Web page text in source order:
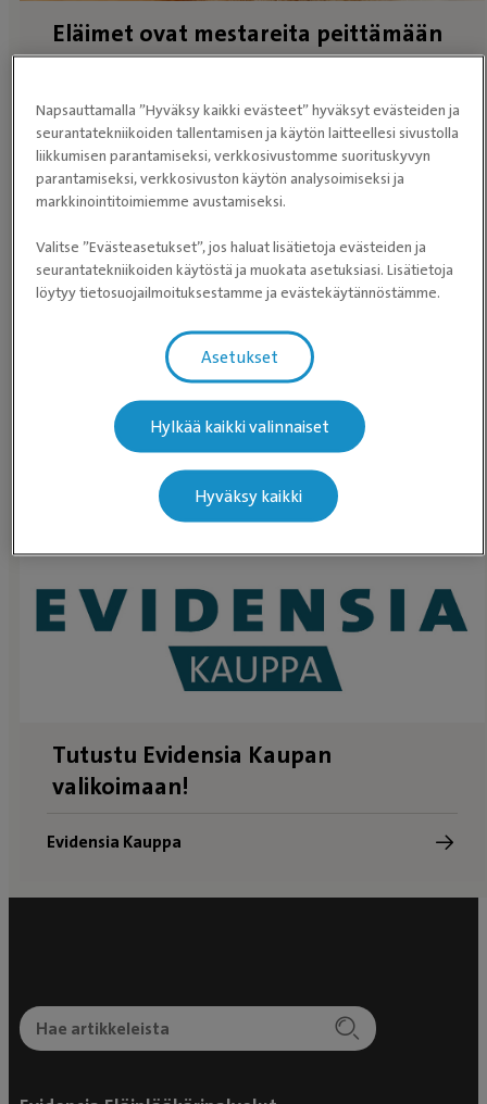
Eläimet ovat mestareita peittämään
kipua. Testaa, onko kissallasi kipuja.
Kipukysely
Eläimet ovat mestareita peittämään
kipua. Testaa, onko koirallasi kipuja.
Tutustu Evidensia Kaupan
valikoimaan!
Evidensia Kauppa
Napsauttamalla ”Hyväksy kaikki evästeet” hyväksyt evästeiden ja
seurantatekniikoiden tallentamisen ja käytön laitteellesi sivustolla
liikkumisen parantamiseksi, verkkosivustomme suorituskyvyn
parantamiseksi, verkkosivuston käytön analysoimiseksi ja
markkinointitoimiemme avustamiseksi.
Valitse ”Evästeasetukset”, jos haluat lisätietoja evästeiden ja
seurantatekniikoiden käytöstä ja muokata asetuksiasi. Lisätietoja
löytyy tietosuojailmoituksestamme ja evästekäytännöstämme.
Asetukset
Hylkää kaikki valinnaiset
Hyväksy kaikki